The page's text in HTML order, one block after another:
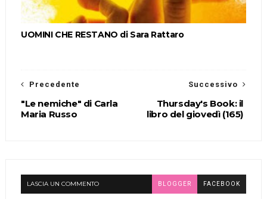
UOMINI CHE RESTANO di Sara Rattaro
Successivo
Thursday's Book: il
libro del giovedì (165)
Precedente
"Le nemiche" di Carla
Maria Russo
LASCIA UN COMMENTO BLOGGER FACEBOOK